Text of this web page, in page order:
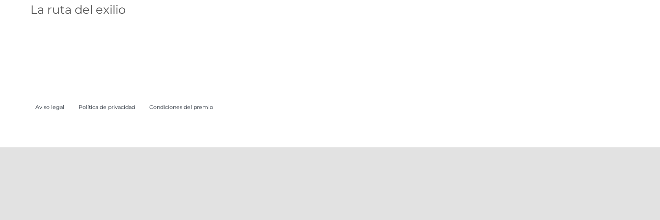
La ruta del exilio
Aviso legal Política de privacidad Condiciones del premio